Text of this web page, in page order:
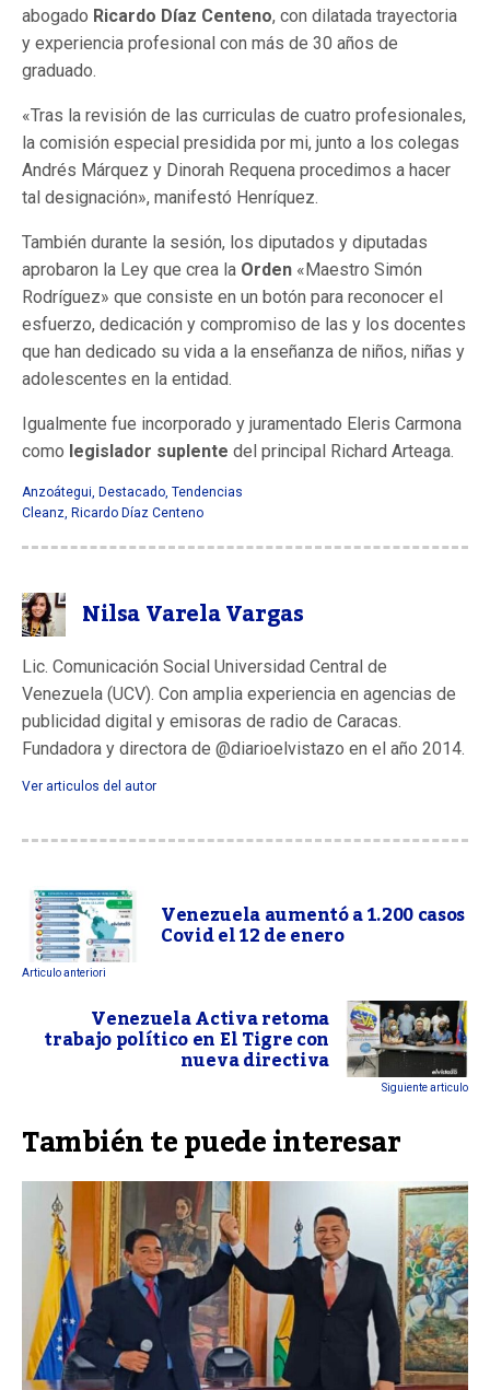
abogado Ricardo Díaz Centeno, con dilatada trayectoria
y experiencia profesional con más de 30 años de
graduado.
«Tras la revisión de las curriculas de cuatro profesionales,
la comisión especial presidida por mi, junto a los colegas
Andrés Márquez y Dinorah Requena procedimos a hacer
tal designación», manifestó Henríquez.
También durante la sesión, los diputados y diputadas
aprobaron la Ley que crea la Orden «Maestro Simón
Rodríguez» que consiste en un botón para reconocer el
esfuerzo, dedicación y compromiso de las y los docentes
que han dedicado su vida a la enseñanza de niños, niñas y
adolescentes en la entidad.
Igualmente fue incorporado y juramentado Eleris Carmona
como legislador suplente del principal Richard Arteaga.
Anzoátegui, Destacado, Tendencias
Cleanz, Ricardo Díaz Centeno
Nilsa Varela Vargas
Lic. Comunicación Social Universidad Central de
Venezuela (UCV). Con amplia experiencia en agencias de
publicidad digital y emisoras de radio de Caracas.
Fundadora y directora de @diarioelvistazo en el año 2014.
Ver articulos del autor
Venezuela aumentó a 1.200 casos
Covid el 12 de enero
Articulo anteriori
Venezuela Activa retoma
trabajo político en El Tigre con
nueva directiva
Siguiente articulo
También te puede interesar